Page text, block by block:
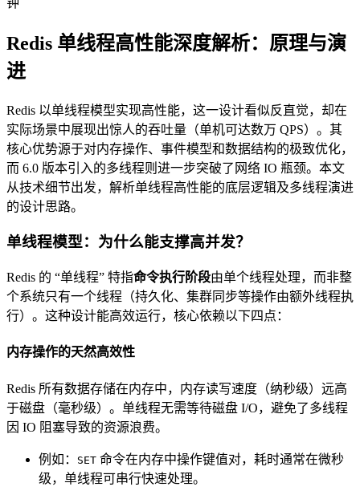
Redis 单线程高性能深度解析：原理与演
进
Redis 以单线程模型实现高性能，这一设计看似反直觉，却在
实际场景中展现出惊人的吞吐量（单机可达数万 QPS）。其
核心优势源于对内存操作、事件模型和数据结构的极致优化，
而 6.0 版本引入的多线程则进一步突破了网络 IO 瓶颈。本文
从技术细节出发，解析单线程高性能的底层逻辑及多线程演进
的设计思路。
单线程模型：为什么能支撑高并发？
Redis 的 “单线程” 特指命令执行阶段由单个线程处理，而非整
个系统只有一个线程（持久化、集群同步等操作由额外线程执
行）。这种设计能高效运行，核心依赖以下四点：
内存操作的天然高效性
Redis 所有数据存储在内存中，内存读写速度（纳秒级）远高
于磁盘（毫秒级）。单线程无需等待磁盘 I/O，避免了多线程
因 IO 阻塞导致的资源浪费。
例如： SET 命令在内存中操作键值对，耗时通常在微秒
级，单线程可串行快速处理。